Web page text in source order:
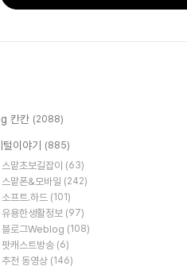
칸칸 (2088)
털이야기 (885)
스맡초보길잡이 (63)
스맡폰&모바일 (242)
소프트.하드 (101)
유용한생활정보 (97)
블로그Weblog (108)
팟캐스트방송 (6)
추천 동영상 (146)